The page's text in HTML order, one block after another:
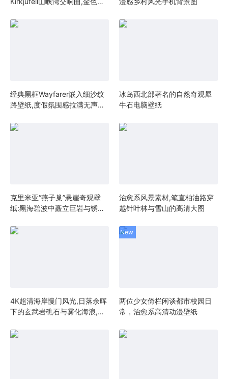
风景壁纸
经典黑框Wayfarer嵌入细沙纹
路壁纸,度假氛围感拉满无声主
冰岛西北部著名的自然奇观犀
牛石电脑壁纸
克里米亚“燕子巢”悬崖奇观壁
纸:黑海碧波中矗立巨岩与锈蚀
光
治愈系风景素材,笔直柏油路穿
越针叶林与雪山的高清大图
4K超清海岸慢门风光,日落余晖
下的玄武岩礁石与雾化海浪,治
两位少女倚栏闲谈都市校园日
常，治愈系高清动漫壁纸